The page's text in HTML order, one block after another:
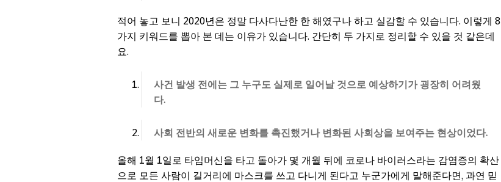
적어 놓고 보니 2020년은 정말 다사다난한 한 해였구나 하고 실감할 수 있습니다. 이렇게 8
가지 키워드를 뽑아 본 데는 이유가 있습니다. 간단히 두 가지로 정리할 수 있을 것 같은데
요.
사건 발생 전에는 그 누구도 실제로 일어날 것으로 예상하기가 굉장히 어려웠
다.
사회 전반의 새로운 변화를 촉진했거나 변화된 사회상을 보여주는 현상이었다.
올해 1월 1일로 타임머신을 타고 돌아가 몇 개월 뒤에 코로나 바이러스라는 감염증의 확산
으로 모든 사람이 길거리에 마스크를 쓰고 다니게 된다고 누군가에게 말해준다면, 과연 믿